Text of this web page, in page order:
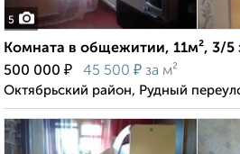
5
Комната в общежитии, 11м², 3/5
500 000 ₽ 45 500 ₽ за м²
Октябрьский район, Рудный